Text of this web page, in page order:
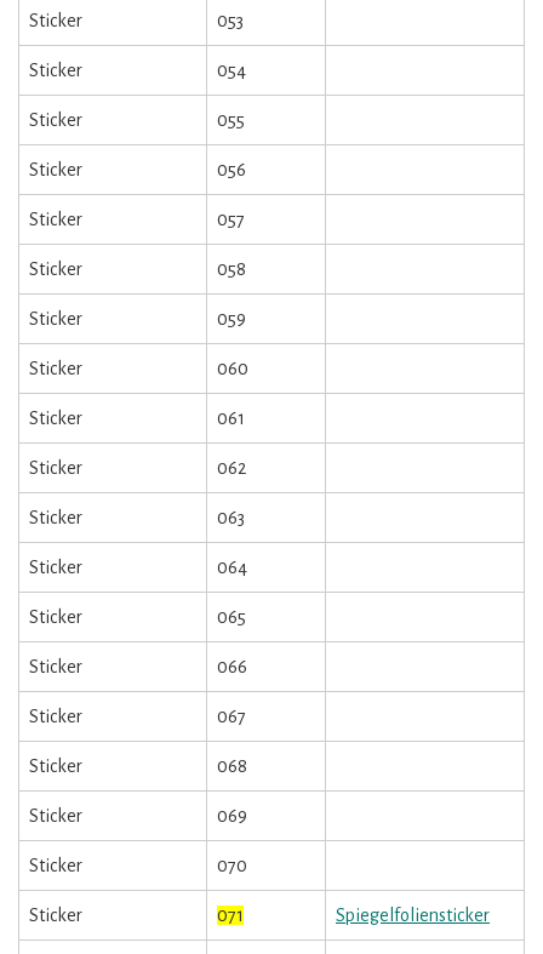
Sticker 053
Sticker 054
Sticker 055
Sticker 056
Sticker 057
Sticker 058
Sticker 059
Sticker 060
Sticker 061
Sticker 062
Sticker 063
Sticker 064
Sticker 065
Sticker 066
Sticker 067
Sticker 068
Sticker 069
Sticker 070
Sticker 071 Spiegelfoliensticker